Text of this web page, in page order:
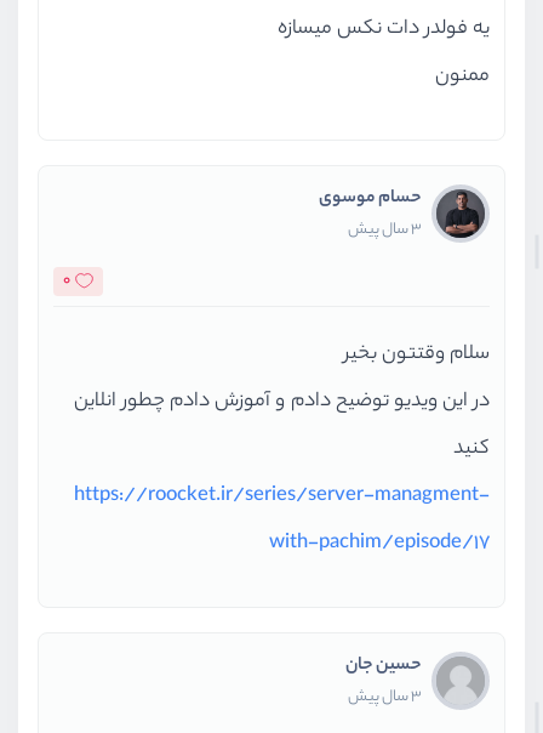
یه فولدر دات نکس میسازه
ممنون
حسام موسوی
3 سال پیش
0
سلام وقتتون بخیر
در این ویدیو توضیح دادم و آموزش دادم چطور انلاین
کنید
https://roocket.ir/series/server-managment-
with-pachim/episode/17
حسین جان
3 سال پیش